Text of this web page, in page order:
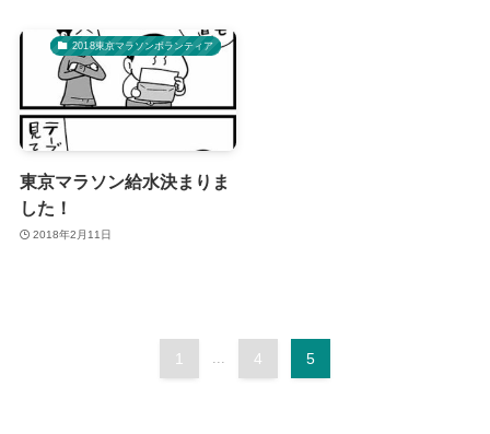
2018東京マラソンボランティア
東京マラソン給水決まりま
した！
2018年2月11日
1 4 5